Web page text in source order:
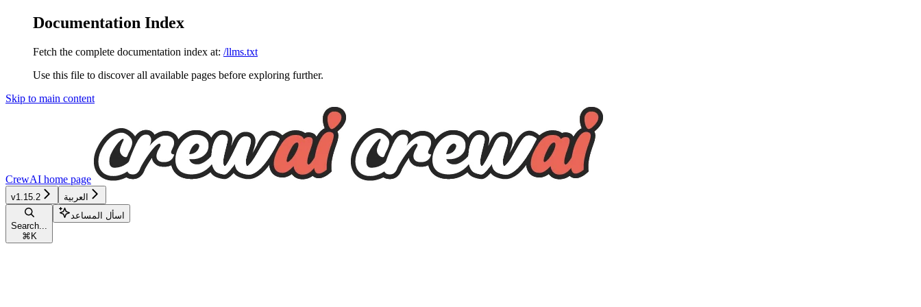
Documentation Index
Fetch the complete documentation index at: /llms.txt
Use this file to discover all available pages before exploring further.
Skip to main content
CrewAI home page
v1.15.2 العربية
Search...
⌘ K
اسأل المساعد